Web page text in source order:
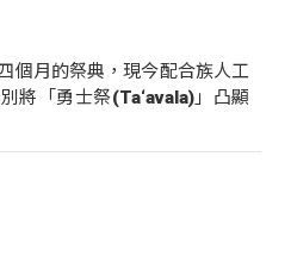
個月的祭典，現今配合族人工
將「勇士祭(Ta‘avala)」凸顯